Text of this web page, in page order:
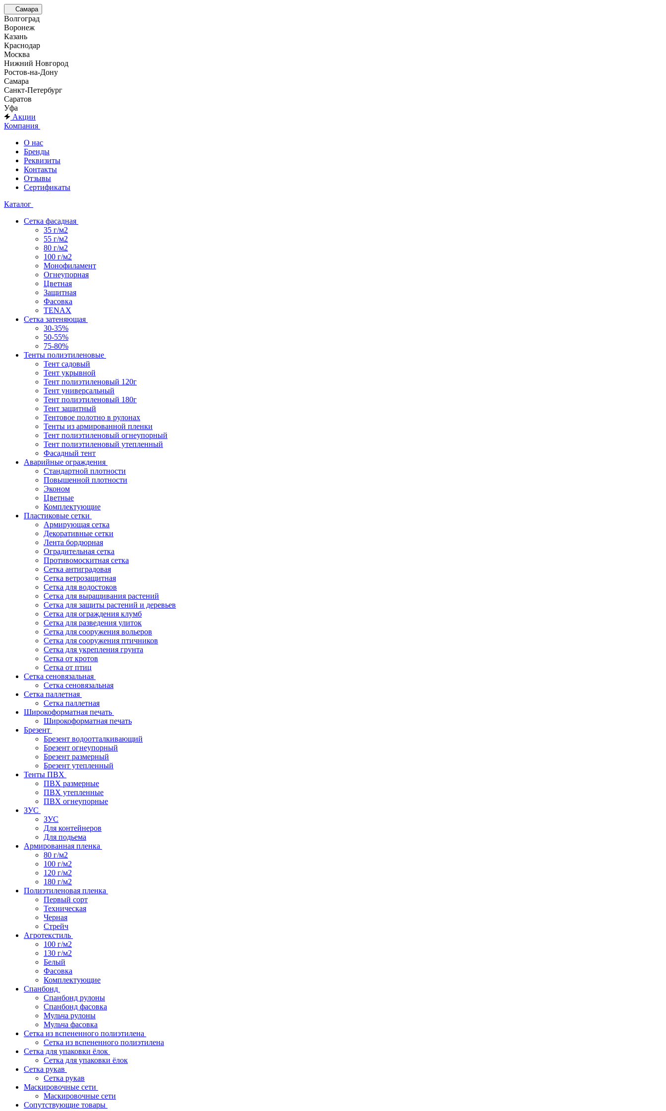
Самара
Волгоград
Воронеж
Казань
Краснодар
Москва
Нижний Новгород
Ростов-на-Дону
Самара
Санкт-Петербург
Саратов
Уфа
Акции
Компания
О нас
Бренды
Реквизиты
Контакты
Отзывы
Сертификаты
Каталог
Сетка фасадная
35 г/м2
55 г/м2
80 г/м2
100 г/м2
Монофиламент
Огнеупорная
Цветная
Защитная
Фасовка
TENAX
Сетка затеняющая
30-35%
50-55%
75-80%
Тенты полиэтиленовые
Тент садовый
Тент укрывной
Тент полиэтиленовый 120г
Тент универсальный
Тент полиэтиленовый 180г
Тент защитный
Тентовое полотно в рулонах
Тенты из армированной пленки
Тент полиэтиленовый огнеупорный
Тент полиэтиленовый утепленный
Фасадный тент
Аварийные ограждения
Стандартной плотности
Повышенной плотности
Эконом
Цветные
Комплектующие
Пластиковые сетки
Армирующая сетка
Декоративные сетки
Лента бордюрная
Оградительная сетка
Противомоскитная сетка
Сетка антиградовая
Сетка ветрозащитная
Сетка для водостоков
Сетка для выращивания растений
Сетка для защиты растений и деревьев
Сетка для ограждения клумб
Сетка для разведения улиток
Сетка для сооружения вольеров
Сетка для сооружения птичников
Сетка для укрепления грунта
Сетка от кротов
Сетка от птиц
Сетка сеновязальная
Сетка сеновязальная
Сетка паллетная
Сетка паллетная
Широкоформатная печать
Широкоформатная печать
Брезент
Брезент водоотталкивающий
Брезент огнеупорный
Брезент размерный
Брезент утепленный
Тенты ПВХ
ПВХ размерные
ПВХ утепленные
ПВХ огнеупорные
ЗУС
ЗУС
Для контейнеров
Для подьема
Армированная пленка
80 г/м2
100 г/м2
120 г/м2
180 г/м2
Полиэтиленовая пленка
Первый сорт
Техническая
Черная
Стрейч
Агротекстиль
100 г/м2
130 г/м2
Белый
Фасовка
Комплектующие
Спанбонд
Спанбонд рулоны
Спанбонд фасовка
Мульча рулоны
Мульча фасовка
Сетка из вспененного полиэтилена
Сетка из вспененного полиэтилена
Сетка для упаковки ёлок
Сетка для упаковки ёлок
Сетка рукав
Сетка рукав
Маскировочные сети
Маскировочные сети
Сопутствующие товары